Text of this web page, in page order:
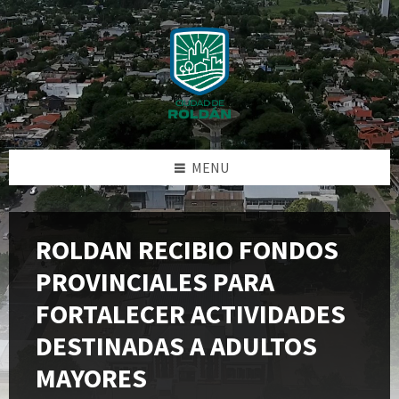
Skip
to
content
Skip
to
left
sidebar
Skip
to
right
sidebar
Skip
to
footer
MENU
ROLDAN RECIBIO FONDOS
PROVINCIALES PARA
FORTALECER ACTIVIDADES
DESTINADAS A ADULTOS
MAYORES